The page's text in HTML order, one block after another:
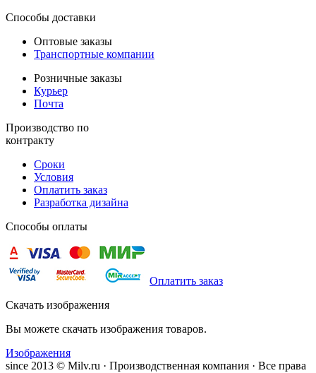
Способы доставки
Оптовые заказы
Транспортные компании
Розничные заказы
Курьер
Почта
Производство по
контракту
Сроки
Условия
Оплатить заказ
Разработка дизайна
Способы оплаты
Оплатить заказ
Скачать изображения
Вы можете скачать изображения товаров.
Изображения
since 2013 © Milv.ru · Производственная компания · Все права